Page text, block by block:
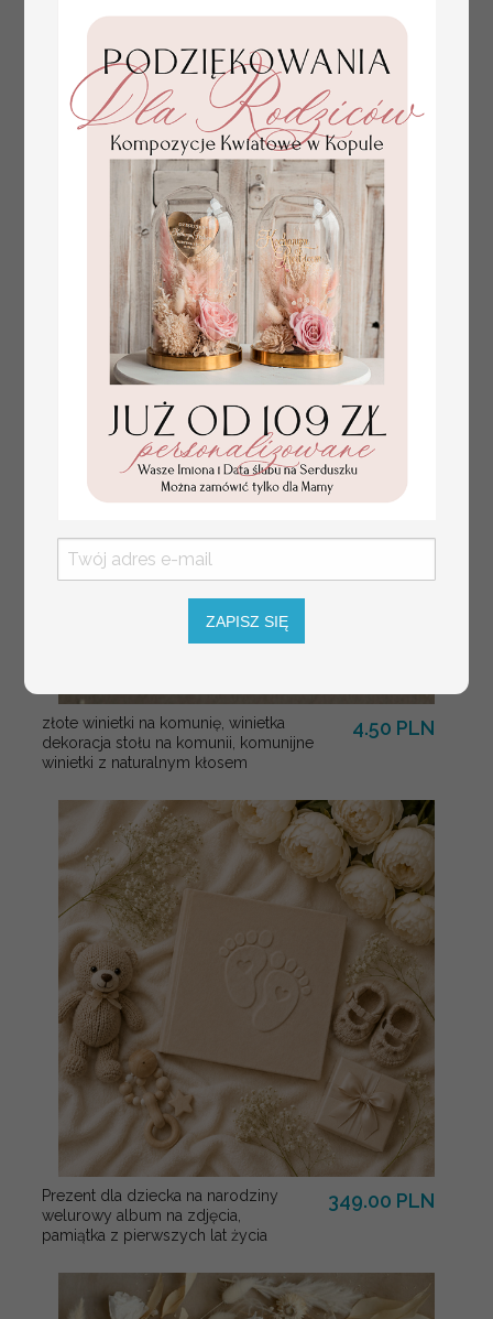
plan stołów
usadzenie gości na
informacyjna dla
gości weselnych,
plan stołów na
weselu ze zdjęciem
Pary Młodej, plan
usadzenia gości
weselnych
Promocja:
100 PLN/125.00 PLN
złote winietki na komunię, winietka
dekoracja stołu na komunii, komunijne
winietki z naturalnym kłosem
4.50 PLN
Prezent dla dziecka na narodziny
welurowy album na zdjęcia,
pamiątka z pierwszych lat życia
349.00 PLN
ZAPISZ SIĘ